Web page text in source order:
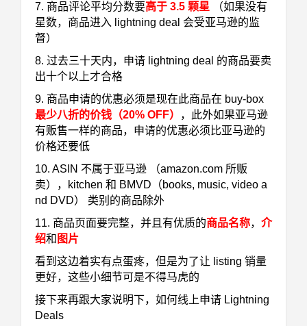
7. 商品评论平均分数要高于 3.5 颗星 （如果没有
星数，商品进入 lightning deal 会受亚马逊的监
督）
8. 过去三十天内，申请 lightning deal 的商品要卖
出十个以上才合格
9. 商品申请的优惠必须是现在此商品在 buy-box
最少八折的价钱（20% OFF）
，此外如果亚马逊
有贩售一样的商品，申请的优惠必须比亚马逊的
价格还要低
10. ASIN 不属于亚马逊 （amazon.com 所贩
卖），kitchen 和 BMVD（books, music, video a
nd DVD） 类别的商品除外
11. 商品页面要完整，并且有优质的商品名称， 介
绍和 图片
看到这边着实有点蛋疼，但是为了让 listing 销量
更好，这些小细节可是不得马虎的
接下来再跟大家说明下，如何线上申请 Lightning
Deals